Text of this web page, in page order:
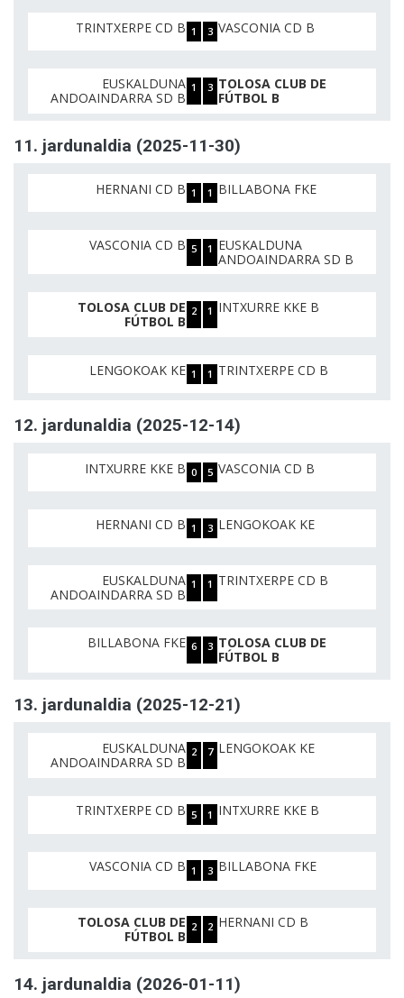
TRINTXERPE CD B 1 3 VASCONIA CD B
EUSKALDUNA
ANDOAINDARRA SD B
1 3 TOLOSA CLUB DE
FÚTBOL B
11. jardunaldia (2025-11-30)
HERNANI CD B 1 1 BILLABONA FKE
VASCONIA CD B 5 1 EUSKALDUNA
ANDOAINDARRA SD B
TOLOSA CLUB DE
FÚTBOL B
2 1 INTXURRE KKE B
LENGOKOAK KE 1 1 TRINTXERPE CD B
12. jardunaldia (2025-12-14)
INTXURRE KKE B 0 5 VASCONIA CD B
HERNANI CD B 1 3 LENGOKOAK KE
EUSKALDUNA
ANDOAINDARRA SD B
1 1 TRINTXERPE CD B
BILLABONA FKE 6 3 TOLOSA CLUB DE
FÚTBOL B
13. jardunaldia (2025-12-21)
EUSKALDUNA
ANDOAINDARRA SD B
2 7 LENGOKOAK KE
TRINTXERPE CD B 5 1 INTXURRE KKE B
VASCONIA CD B 1 3 BILLABONA FKE
TOLOSA CLUB DE
FÚTBOL B
2 2 HERNANI CD B
14. jardunaldia (2026-01-11)